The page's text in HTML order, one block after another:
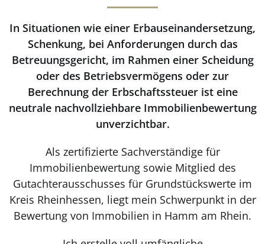
In Situationen wie einer Erbauseinandersetzung,
Schenkung, bei Anforderungen durch das
Betreuungsgericht, im Rahmen einer Scheidung
oder des Betriebsvermögens oder zur
Berechnung der Erbschaftssteuer ist eine
neutrale nachvollziehbare Immobilienbewertung
unverzichtbar.
Als zertifizierte Sachverständige für
Immobilienbewertung sowie Mitglied des
Gutachterausschusses für Grundstückswerte im
Kreis Rheinhessen, liegt mein Schwerpunkt in der
Bewertung von Immobilien in Hamm am Rhein.